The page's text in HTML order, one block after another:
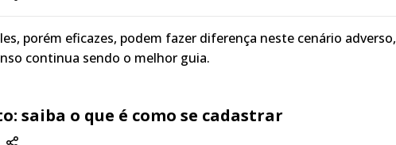
porém eficazes, podem fazer diferença neste cenário adverso,
continua sendo o melhor guia.
saiba o que é como se cadastrar